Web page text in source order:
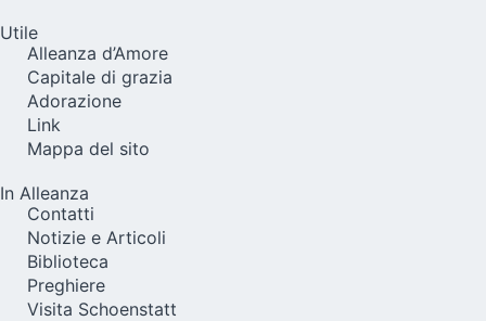
Utile
Alleanza d’Amore
Capitale di grazia
Adorazione
Link
Mappa del sito
In Alleanza
Contatti
Notizie e Articoli
Biblioteca
Preghiere
Visita Schoenstatt